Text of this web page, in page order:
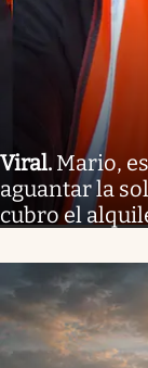
Viral. Mario,
aguantar la
cubro el